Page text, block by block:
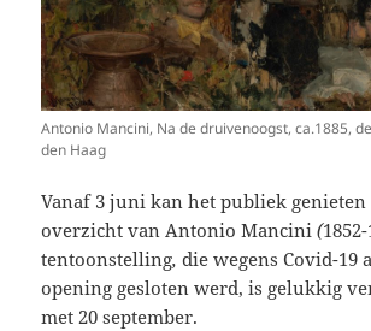
Antonio Mancini, Na de druivenoogst, ca.1885,
den Haag
Vanaf 3 juni kan het publiek genieten
overzicht van Antonio Mancini (
tentoonstelling,die wegens Covid-19
opening gesloten werd, is gelukkig
met 20 september.